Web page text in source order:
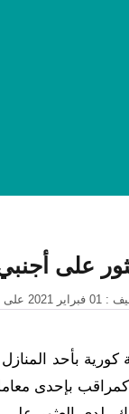
على أجنبي
2021 على الساعة : 23:48:12
بإحدى